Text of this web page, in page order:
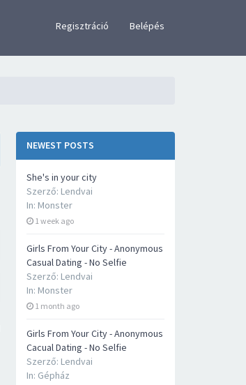
Regisztráció Belépés
NEWEST POSTS
She's in your city
Szerző: Lendvai
In: Monster
1 week ago
Girls From Your City - Anonymous
Casual Dating - No Selfie
Szerző: Lendvai
In: Monster
1 month ago
Girls From Your City - Anonymous
Cacual Dating - No Selfie
Szerző: Lendvai
In: Gépház